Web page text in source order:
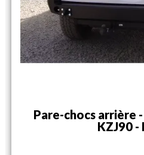
Pare-chocs arrière
KZJ90 -